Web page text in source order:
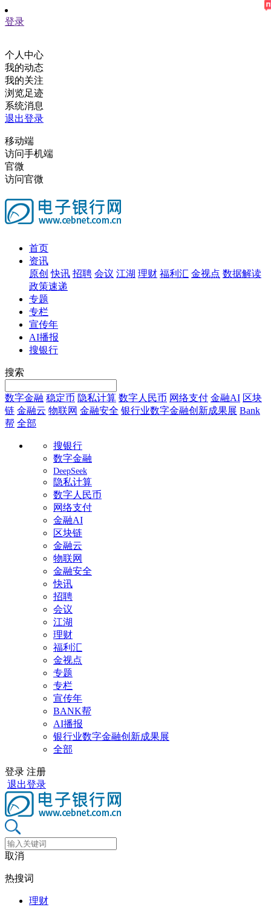
登录
个人中心
我的动态
我的关注
浏览足迹
系统消息
退出登录
移动端
访问手机端
官微
访问官微
首页
资讯
原创 快讯 招聘 会议 江湖 理财 福利汇 金视点 数据解读
政策速递
专题
专栏
宣传年
AI播报
搜银行
搜索
数字金融 稳定币 隐私计算 数字人民币 网络支付 金融AI 区块
链 金融云 物联网 金融安全 银行业数字金融创新成果展 Bank
帮 全部
搜银行
数字金融
DeepSeek
隐私计算
数字人民币
网络支付
金融AI
区块链
金融云
物联网
金融安全
快讯
招聘
会议
江湖
理财
福利汇
金视点
专题
专栏
宣传年
BANK帮
AI播报
银行业数字金融创新成果展
全部
登录 注册
退出登录
取消
热搜词
理财